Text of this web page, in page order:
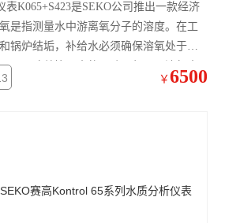
表K065+S423是SEKO公司推出一款经济
是指测量水中游离氧分子的溶度。在工
锅炉结垢，补给水必须确保溶氧处于低
可以改善饮用水的口味。但是，溶氧水
蚀的程度。在水产养殖行业，如果溶氧
￥ 6500